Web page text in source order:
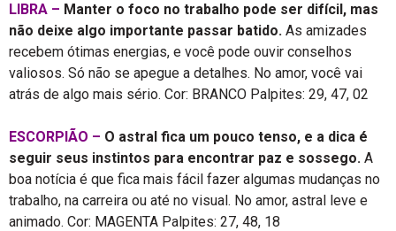
LIBRA – Manter o foco no trabalho pode ser difícil, mas
não deixe algo importante passar batido. As amizades
recebem ótimas energias, e você pode ouvir conselhos
valiosos. Só não se apegue a detalhes. No amor, você vai
atrás de algo mais sério. Cor: BRANCO Palpites: 29, 47, 02
ESCORPIÃO – O astral fica um pouco tenso, e a dica é
seguir seus instintos para encontrar paz e sossego. A
boa notícia é que fica mais fácil fazer algumas mudanças no
trabalho, na carreira ou até no visual. No amor, astral leve e
animado. Cor: MAGENTA Palpites: 27, 48, 18